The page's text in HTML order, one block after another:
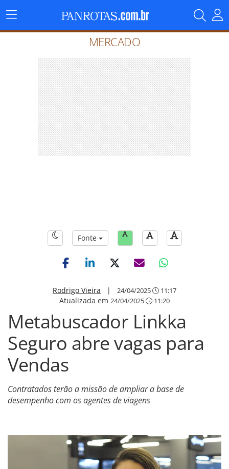
Menu
Principal
MERCADO
Fonte
Rodrigo Vieira | 24/04/2025 11:17
Atualizada em 24/04/2025 11:20
Metabuscador Linkka
Seguro abre vagas para
Vendas
Contratados terão a missão de ampliar a base de
desempenho com os agentes de viagens